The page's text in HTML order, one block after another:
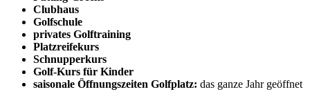
Clubhaus
Golfschule
privates Golftraining
Platzreifekurs
Schnupperkurs
Golf-Kurs für Kinder
saisonale Öffnungszeiten Golfplatz: das ganze Jahr geöffnet